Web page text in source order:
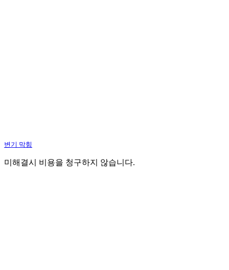
변기 막힘
미해결시 비용을 청구하지 않습니다.